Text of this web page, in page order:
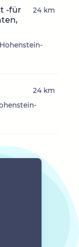
-für
24 km
24 km